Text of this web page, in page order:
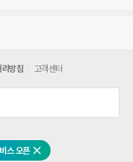
스 오픈 닫기
방침 고객센터